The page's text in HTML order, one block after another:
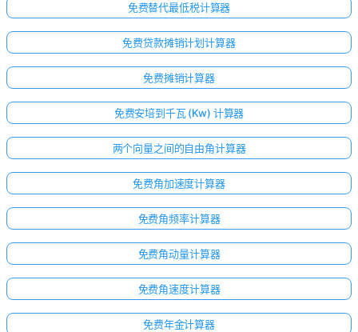
免费替代最低税计算器
免费贷款摊销计划计算器
免费摊销计算器
免费安培到千瓦 (Kw) 计算器
两个向量之间的自由角计算器
免费角加速度计算器
免费角频率计算器
免费角动量计算器
免费角速度计算器
免费年金计算器